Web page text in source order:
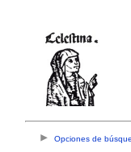
Opciones de